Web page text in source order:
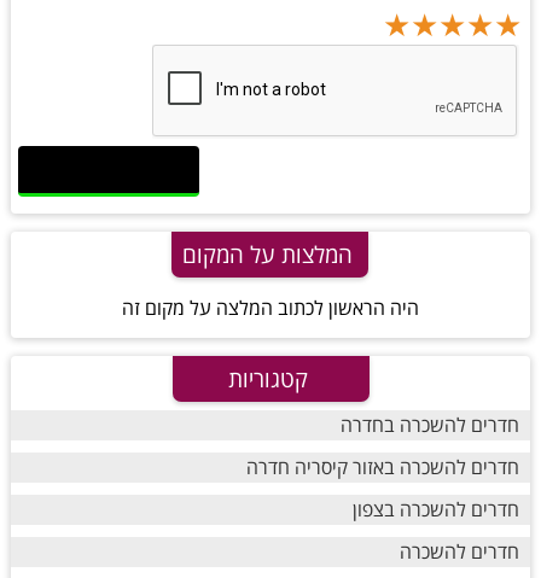
★
★★
★★★
★★★★
★★★★★
המלצות על המקום
היה הראשון לכתוב המלצה על מקום זה
קטגוריות
חדרים להשכרה בחדרה
חדרים להשכרה באזור קיסריה חדרה
חדרים להשכרה בצפון
חדרים להשכרה